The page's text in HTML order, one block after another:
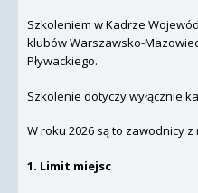
Szkoleniem w Kadrze
klubów Warszawsko-
Pływackiego.
Szkolenie dotyczy wyłącznie
W roku 2026 są to zawodnicy
1. Limit miejsc